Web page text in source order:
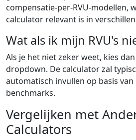
compensatie-per-RVU-modellen,
calculator relevant is in
Wat als ik mijn RVU's
Als je het niet zeker weet, kies
dropdown. De calculator zal
automatisch invullen op basis
benchmarks.
Vergelijken met
Calculators